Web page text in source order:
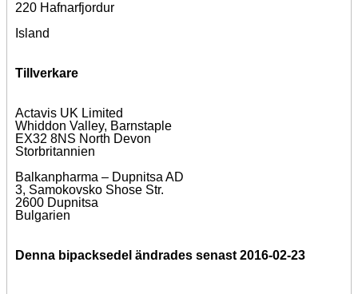
220 Hafnarfjordur
Island
Tillverkare
Actavis UK Limited
Whiddon Valley, Barnstaple
EX32 8NS North Devon
Storbritannien
Balkanpharma – Dupnitsa AD
3, Samokovsko Shose Str.
2600 Dupnitsa
Bulgarien
Denna bipacksedel ändrades senast 2016-02-23